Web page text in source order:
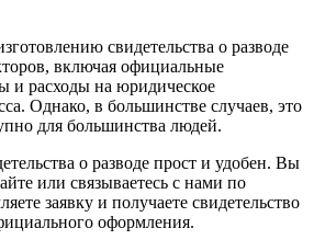
свидетельства о разводе
включая официальные
и расходы на юридическое
Однако, в большинстве случаев, это
для большинства людей.
о разводе прост и удобен. Вы
или связываетесь с нами по
заявку и получаете свидетельство
оформления.